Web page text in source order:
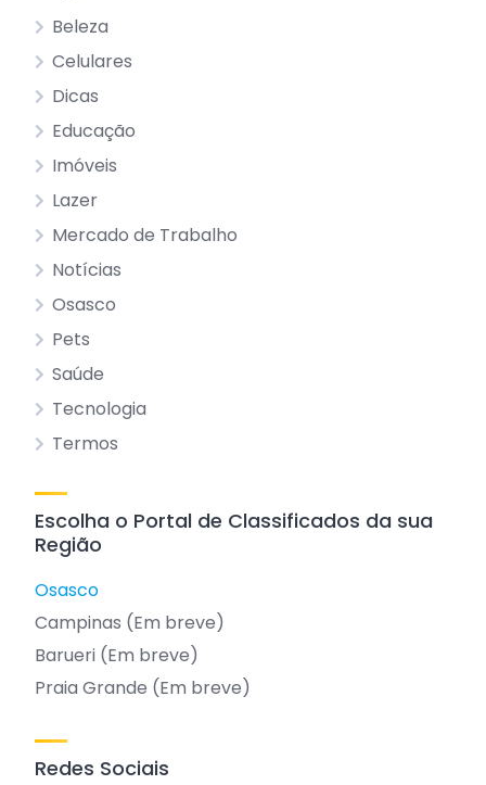
Beleza
Celulares
Dicas
Educação
Imóveis
Lazer
Mercado de Trabalho
Notícias
Osasco
Pets
Saúde
Tecnologia
Termos
Escolha o Portal de Classificados da sua
Região
Osasco
Campinas (Em breve)
Barueri (Em breve)
Praia Grande (Em breve)
Redes Sociais